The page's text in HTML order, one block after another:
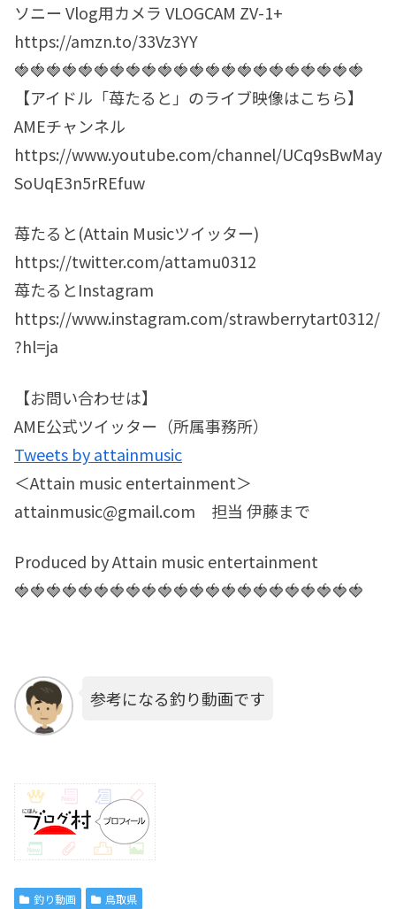
ソニー Vlog用カメラ VLOGCAM ZV-1+
https://amzn.to/33Vz3YY
🍓🍓🍓🍓🍓🍓🍓🍓🍓🍓🍓🍓🍓🍓🍓🍓🍓🍓🍓🍓🍓🍓
【アイドル「苺たると」のライブ映像はこちら】
AMEチャンネル
https://www.youtube.com/channel/UCq9sBwMay
SoUqE3n5rREfuw
苺たると(Attain Musicツイッター)
https://twitter.com/attamu0312
苺たるとInstagram
https://www.instagram.com/strawberrytart0312/
?hl=ja
【お問い合わせは】
AME公式ツイッター（所属事務所）
Tweets by attainmusic
＜Attain music entertainment＞
attainmusic@gmail.com 担当 伊藤まで
Produced by Attain music entertainment
🍓🍓🍓🍓🍓🍓🍓🍓🍓🍓🍓🍓🍓🍓🍓🍓🍓🍓🍓🍓🍓🍓
参考になる釣り動画です
釣り動画 鳥取県